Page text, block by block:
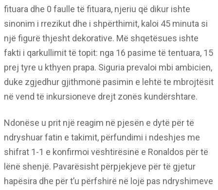
fituara dhe 0 faulle të fituara, njeriu që dikur ishte
sinonim i rrezikut dhe i shpërthimit, kaloi 45 minuta si
një figurë thjesht dekorative. Më shqetësues ishte
fakti i qarkullimit të topit: nga 16 pasime të tentuara, 15
prej tyre u kthyen prapa. Siguria prevaloi mbi ambicien,
duke zgjedhur gjithmonë pasimin e lehtë te mbrojtësit
në vend të inkursioneve drejt zonës kundërshtare.
Ndonëse u prit një reagim në pjesën e dytë për të
ndryshuar fatin e takimit, përfundimi i ndeshjes me
shifrat 1-1 e konfirmoi vështirësinë e Ronaldos për të
lënë shenjë. Pavarësisht përpjekjeve për të gjetur
hapësira dhe për t’u përfshirë në lojë pas ndryshimeve